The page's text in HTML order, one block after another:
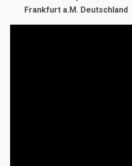
Frankfurt a.M. Deutschland